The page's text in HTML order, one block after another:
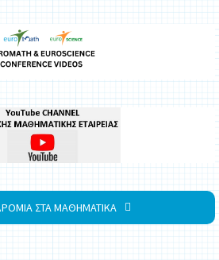
ΣΤΑ ΜΑΘΗΜΑΤΙΚΑ